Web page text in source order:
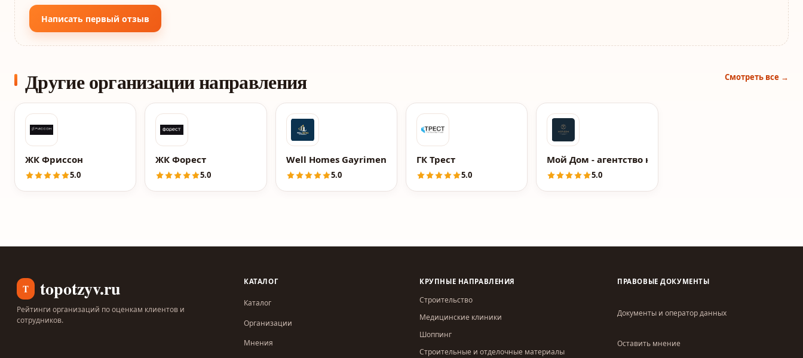
Написать первый отзыв
Другие организации направления Смотреть все →
ЖК Фриссон
5.0
ЖК Форест
5.0
Well Homes Gayrimenkul
5.0
ГК Трест
5.0
Мой Дом - агентство недвижимости
5.0
T topotzyv.ru
Рейтинги организаций по оценкам клиентов и
сотрудников.
КАТАЛОГ
Каталог
Организации
Мнения
КРУПНЫЕ НАПРАВЛЕНИЯ
Строительство
Медицинские клиники
Шоппинг
Строительные и отделочные материалы
ПРАВОВЫЕ ДОКУМЕНТЫ
Документы и оператор данных
Оставить мнение